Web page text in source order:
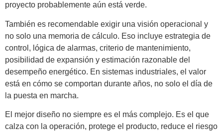
proyecto probablemente aún está verde.
También es recomendable exigir una visión operacional y
no solo una memoria de cálculo. Eso incluye estrategia de
control, lógica de alarmas, criterio de mantenimiento,
posibilidad de expansión y estimación razonable del
desempeño energético. En sistemas industriales, el valor
está en cómo se comportan durante años, no solo el día de
la puesta en marcha.
El mejor diseño no siempre es el más complejo. Es el que
calza con la operación, protege el producto, reduce el riesgo